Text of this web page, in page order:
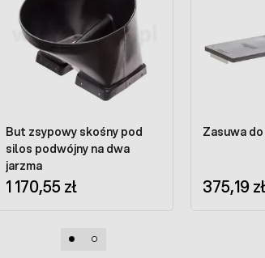
But zsypowy skośny pod
silos podwójny na dwa
jarzma
1 170,55 zł
Zasuwa
375,19 zł